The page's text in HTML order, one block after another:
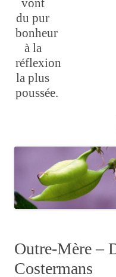
vont
du pur
bonheur
à la
réflexion
la plus
poussée.
Outre-Mère –
Costermans